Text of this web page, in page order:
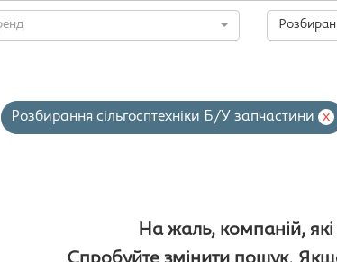
Розбирання сільгосптехніки Б/У запчастини x
На жаль, компаній,